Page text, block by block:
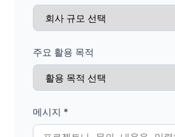
주요 활용 목적
메시지 *